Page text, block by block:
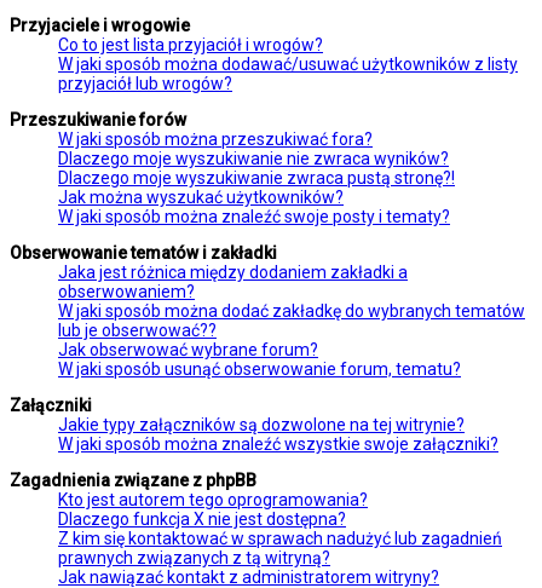
Przyjaciele i wrogowie
Co to jest lista przyjaciół i wrogów?
W jaki sposób można dodawać/usuwać użytkowników z listy
przyjaciół lub wrogów?
Przeszukiwanie forów
W jaki sposób można przeszukiwać fora?
Dlaczego moje wyszukiwanie nie zwraca wyników?
Dlaczego moje wyszukiwanie zwraca pustą stronę?!
Jak można wyszukać użytkowników?
W jaki sposób można znaleźć swoje posty i tematy?
Obserwowanie tematów i zakładki
Jaka jest różnica między dodaniem zakładki a
obserwowaniem?
W jaki sposób można dodać zakładkę do wybranych tematów
lub je obserwować??
Jak obserwować wybrane forum?
W jaki sposób usunąć obserwowanie forum, tematu?
Załączniki
Jakie typy załączników są dozwolone na tej witrynie?
W jaki sposób można znaleźć wszystkie swoje załączniki?
Zagadnienia związane z phpBB
Kto jest autorem tego oprogramowania?
Dlaczego funkcja X nie jest dostępna?
Z kim się kontaktować w sprawach nadużyć lub zagadnień
prawnych związanych z tą witryną?
Jak nawiązać kontakt z administratorem witryny?